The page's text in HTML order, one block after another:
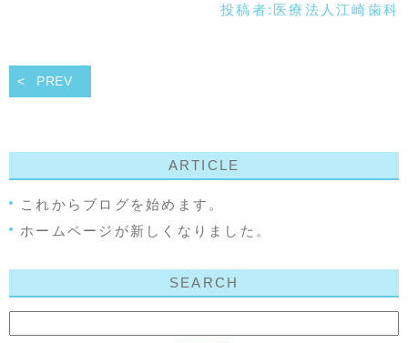
投稿者: 医療法人江崎歯科
PREV
ARTICLE
これからブログを始めます。
ホームページが新しくなりました。
SEARCH